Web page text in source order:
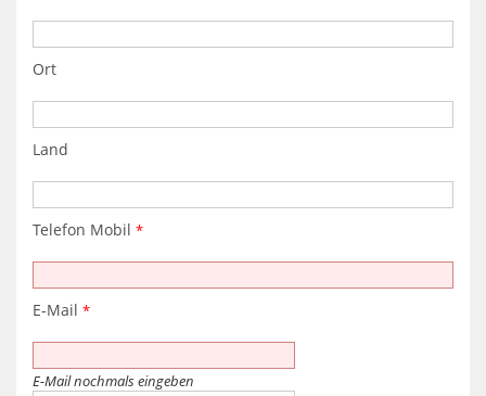
Ort
Land
Telefon Mobil *
E-Mail *
E-Mail nochmals eingeben